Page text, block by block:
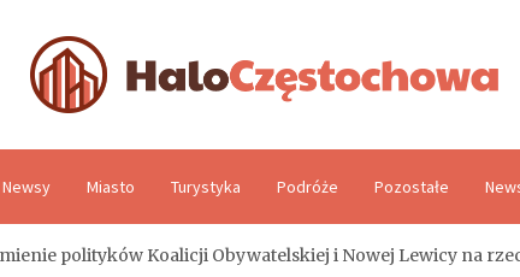
Newsy Miasto Turystyka Podróże Pozostałe
polityków Koalicji Obywatelskiej i Nowej Lewicy na